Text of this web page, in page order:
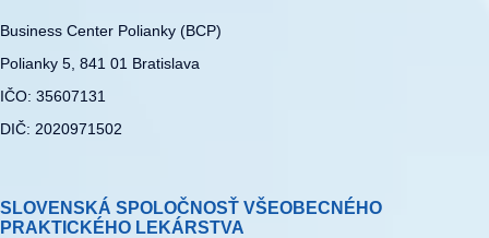
Business Center Polianky (BCP)
Polianky 5, 841 01 Bratislava
IČO: 35607131
DIČ: 2020971502
SLOVENSKÁ SPOLOČNOSŤ VŠEOBECNÉHO
PRAKTICKÉHO LEKÁRSTVA